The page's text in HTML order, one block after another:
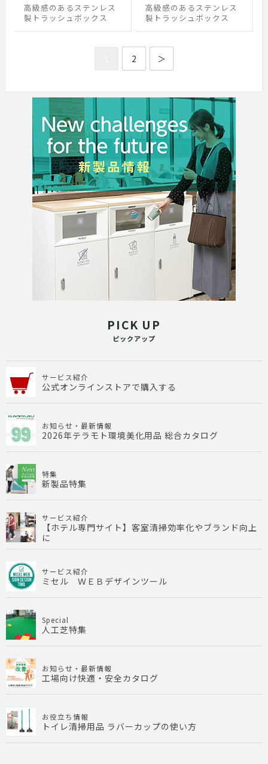
高級感のあるステンレス
製トラッシュボックス
高級感のあるステンレス
製トラッシュボックス
2 ＞
PICK UP
ピックアップ
サービス紹介
公式オンラインストアで購入する
お知らせ・最新情報
2026年テラモト環境美化用品 総合カタログ
特集
新製品特集
サービス紹介
【ホテル専門サイト】客室清掃効率化やブランド向上
に
サービス紹介
ミセル ＷＥＢデザインツール
Special
人工芝特集
お知らせ・最新情報
工場向け快適・安全カタログ
お役立ち情報
トイレ清掃用品 ラバーカップの使い方